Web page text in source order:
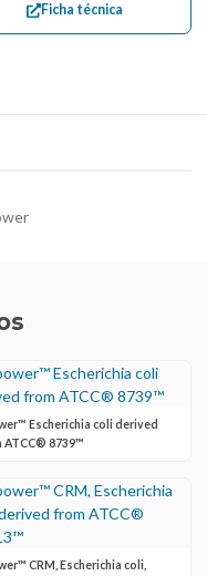
Ficha técnica
Escherichia coli derived
ATCC® 8739™
CRM, Escherichia coli,